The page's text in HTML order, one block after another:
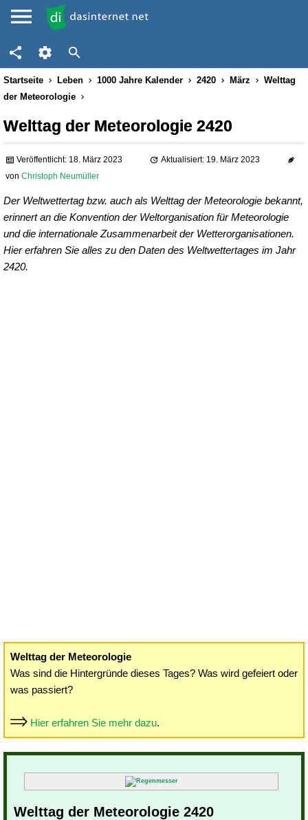
Startseite Leben 1000 Jahre Kalender 2420 März
Welttag
der Meteorologie
Welttag der Meteorologie 2420
Veröffentlicht: 18. März 2023
Aktualisiert: 19. März 2023
von Christoph Neumüller
Der Weltwettertag bzw. auch als Welttag der Meteorologie bekannt,
erinnert an die Konvention der Weltorganisation für Meteorologie
und die internationale Zusammenarbeit der Wetterorganisationen.
Hier erfahren Sie alles zu den Daten des Weltwettertages im Jahr
2420.
Welttag der Meteorologie
Was sind die Hintergründe dieses Tages? Was wird gefeiert oder
was passiert?
Hier erfahren Sie mehr dazu.
Welttag der Meteorologie 2420